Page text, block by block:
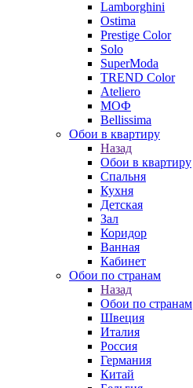
Lamborghini
Ostima
Prestige Color
Solo
SuperModa
TREND Color
Ateliero
МОФ
Bellissima
Обои в квартиру
Назад
Обои в квартиру
Спальня
Кухня
Детская
Зал
Коридор
Ванная
Кабинет
Обои по странам
Назад
Обои по странам
Швеция
Италия
Россия
Германия
Китай